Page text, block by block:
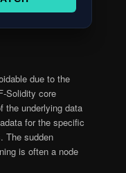
due to the
Solidity core
the underlying data
for the specific
The sudden
is often a node